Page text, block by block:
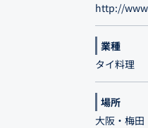
http://
業種
タイ料理
場所
大阪・梅田